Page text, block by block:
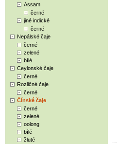
Assam
černé
jiné indické
černé
Nepálské čaje
černé
zelené
bílé
Ceylonské čaje
černé
Rozličné čaje
černé
Čínské čaje
černé
zelené
oolong
bílé
žluté